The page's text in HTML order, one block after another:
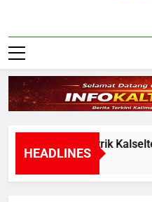
HEADLINES
Sistem Listrik
1 Minute Ago